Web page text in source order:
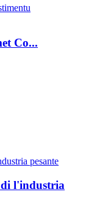
Co...
l'industria